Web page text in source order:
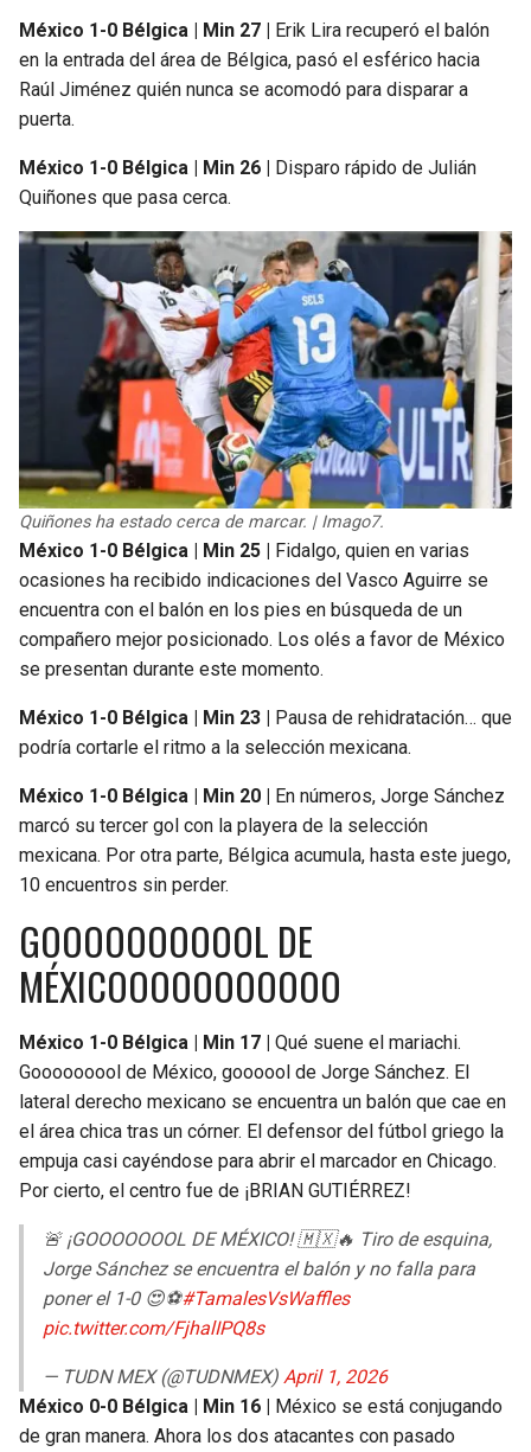
México 1-0 Bélgica | Min 27 | Erik Lira recuperó el balón
en la entrada del área de Bélgica, pasó el esférico hacia
Raúl Jiménez quién nunca se acomodó para disparar a
puerta.
México 1-0 Bélgica | Min 26 | Disparo rápido de Julián
Quiñones que pasa cerca.
Quiñones ha estado cerca de marcar. | Imago7.
México 1-0 Bélgica | Min 25 | Fidalgo, quien en varias
ocasiones ha recibido indicaciones del Vasco Aguirre se
encuentra con el balón en los pies en búsqueda de un
compañero mejor posicionado. Los olés a favor de México
se presentan durante este momento.
México 1-0 Bélgica | Min 23 | Pausa de rehidratación… que
podría cortarle el ritmo a la selección mexicana.
México 1-0 Bélgica | Min 20 | En números, Jorge Sánchez
marcó su tercer gol con la playera de la selección
mexicana. Por otra parte, Bélgica acumula, hasta este juego,
10 encuentros sin perder.
GOOOOOOOOOOL DE
MÉXICOOOOOOOOOOO
México 1-0 Bélgica | Min 17 | Qué suene el mariachi.
Gooooooool de México, goooool de Jorge Sánchez. El
lateral derecho mexicano se encuentra un balón que cae en
el área chica tras un córner. El defensor del fútbol griego la
empuja casi cayéndose para abrir el marcador en Chicago.
Por cierto, el centro fue de ¡BRIAN GUTIÉRREZ!
🚨 ¡GOOOOOOOL DE MÉXICO! 🇲🇽🔥 Tiro de esquina,
Jorge Sánchez se encuentra el balón y no falla para
poner el 1-0 😍⚽#TamalesVsWaffles
pic.twitter.com/FjhalIPQ8s
— TUDN MEX (@TUDNMEX) April 1, 2026
México 0-0 Bélgica | Min 16 | México se está conjugando
de gran manera. Ahora los dos atacantes con pasado